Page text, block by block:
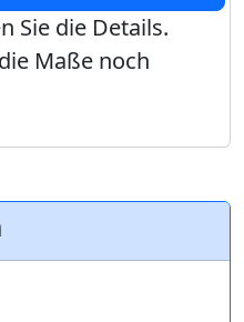
Sie die Details.
Maße noch